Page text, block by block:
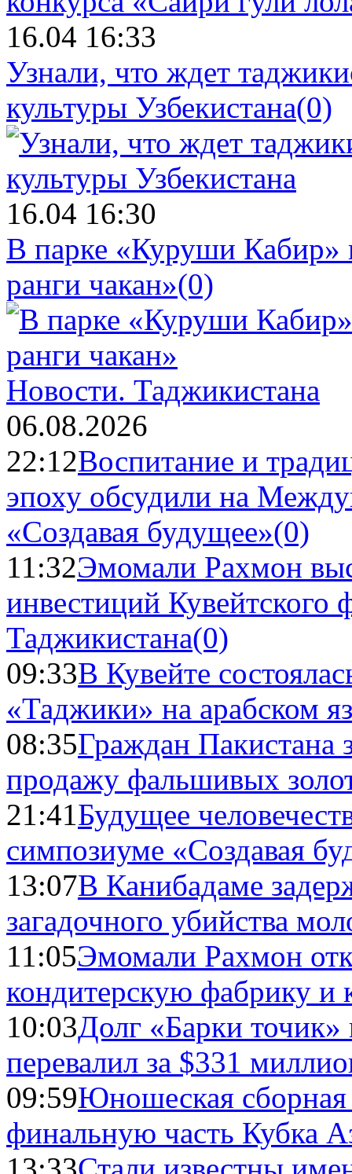
16.04 16:33
Узнали, что ждет
культуры Узбекистана(0)
16.04 16:30
В парке «Куруши Кабир»
ранги чакан»(0)
Новости. Таджикистана
06.08.2026
22:12Воспитание и
эпоху обсудили на
«Создавая будущее»(0)
11:32Эмомали Рахмон
инвестиций Кувейтского
Таджикистана(0)
09:33В Кувейте
«Таджики» на арабском
08:35Граждан Пакистана
продажу фальшивых
21:41Будущее
симпозиуме «Создавая
13:07В Канибадаме
загадочного убийства
11:05Эмомали Рахмон
кондитерскую фабрику и
10:03Долг «Барки
перевалил за $331
09:59Юношеская
финальную часть Кубка